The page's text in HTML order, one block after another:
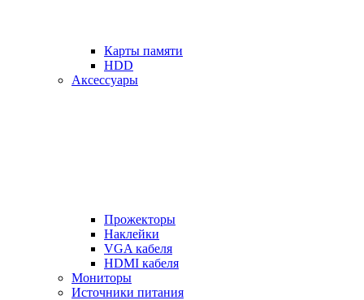
Карты памяти
HDD
Аксессуары
Прожекторы
Наклейки
VGA кабеля
HDMI кабеля
Мониторы
Источники питания